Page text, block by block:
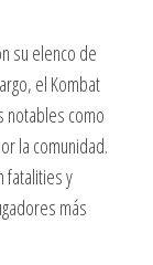
su elenco de
el Kombat
notables como
la comunidad.
fatalities y
más